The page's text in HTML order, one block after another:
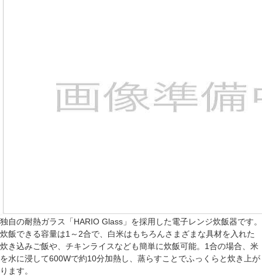
独自の耐熱ガラス「HARIO Glass」を採用した電子レンジ炊飯器です。
炊飯できる容量は1～2合で、白米はもちろんさまざまな具材を入れた
炊き込みご飯や、チキンライスなども簡単に炊飯可能。1合の場合、米
を水に浸して600Wで約10分加熱し、蒸らすことでふっくらと炊き上が
ります。